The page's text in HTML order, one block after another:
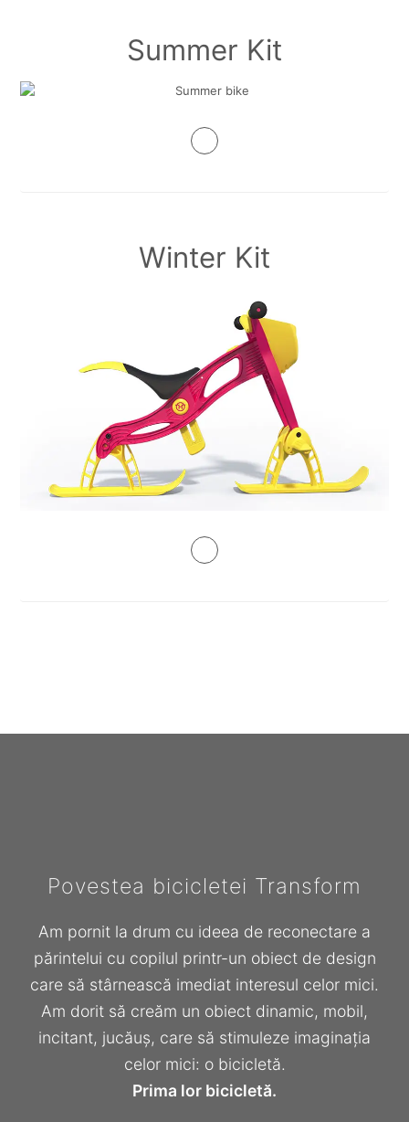
Summer Kit
Winter Kit
Povestea bicicletei Transform
Am pornit la drum cu ideea de reconectare a
părintelui cu copilul printr-un obiect de design
care să stârnească imediat interesul celor mici.
Am dorit să creăm un obiect dinamic, mobil,
incitant, jucăuș, care să stimuleze imaginația
celor mici: o bicicletă.
Prima lor bicicletă.